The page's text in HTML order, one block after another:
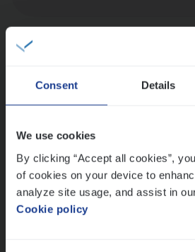
Consent Details
We use cookies
By clicking “Accept all cookies”,
of cookies on your device to
analyze site usage, and assist in
Cookie policy
Claims Management
Sint-Niklaas/Temse
Test Ana­lyst
IT, Change & Innovation
Antwerpen